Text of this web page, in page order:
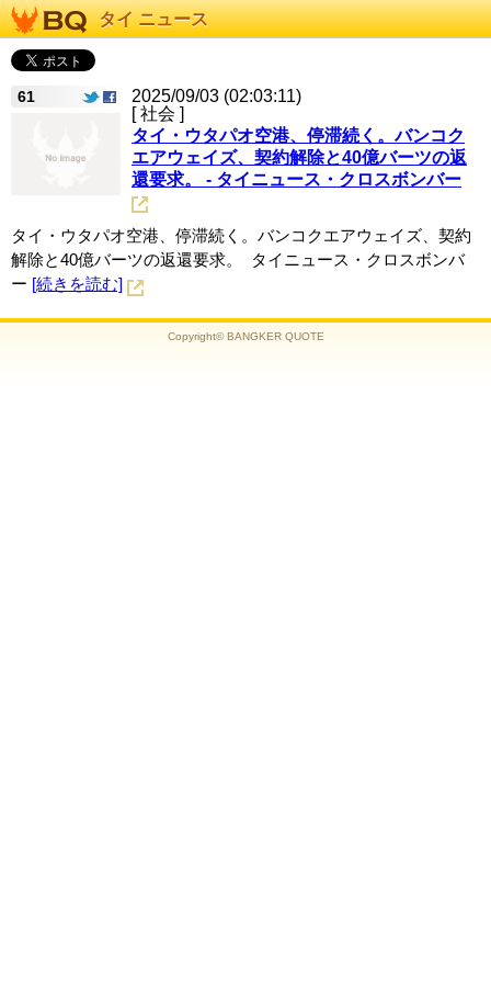
タイ ニュース
61
2025/09/03 (02:03:11)
[ 社会 ]
タイ・ウタパオ空港、停滞続く。バンコク
エアウェイズ、契約解除と40億バーツの返
還要求。 - タイニュース・クロスボンバー
タイ・ウタパオ空港、停滞続く。バンコクエアウェイズ、契約
解除と40億バーツの返還要求。 タイニュース・クロスボンバ
ー [続きを読む]
Copyright© BANGKER QUOTE